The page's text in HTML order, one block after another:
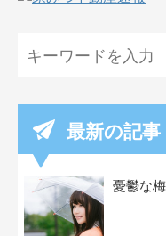
最新の記事
憂鬱な